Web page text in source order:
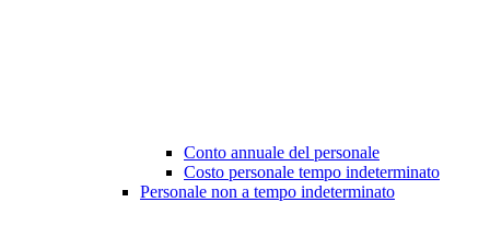
Conto annuale del personale
Costo personale tempo indeterminato
Personale non a tempo indeterminato